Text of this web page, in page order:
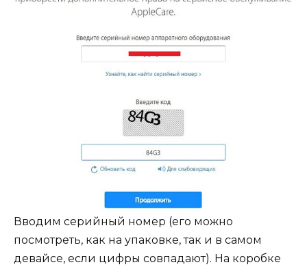
Вводим серийный номер (его можно
посмотреть, как на упаковке, так и в самом
девайсе, если цифры совпадают). На коробке